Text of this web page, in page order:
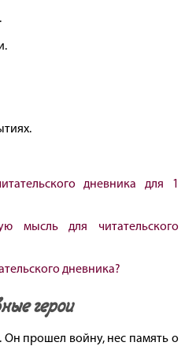
дневника для 1
мысль для читательского
дневника?
герои
прошел войну, нес память о